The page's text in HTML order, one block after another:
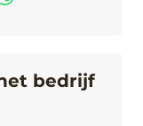
bedrijf